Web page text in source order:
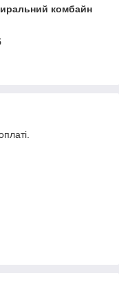
комбайн